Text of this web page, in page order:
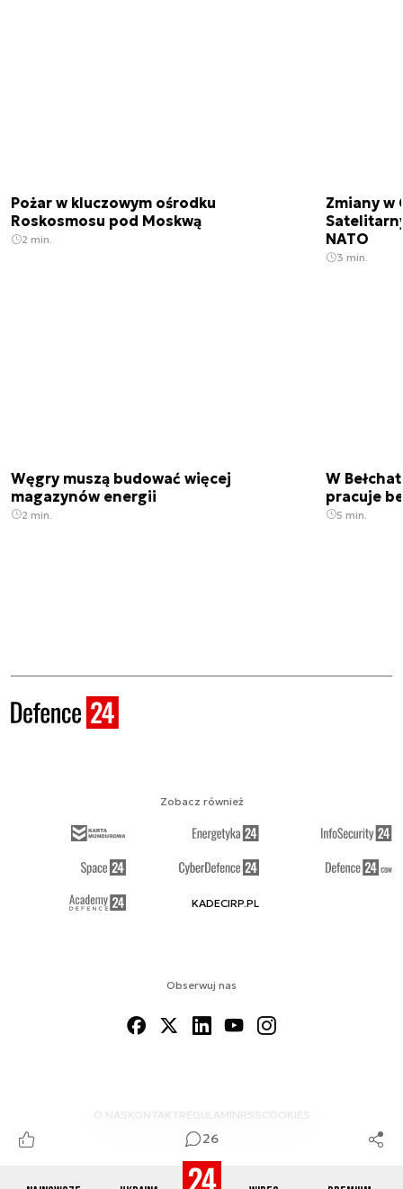
26
Pożar w kluczowym ośrodku
Roskosmosu pod Moskwą
2 min.
Zmiany w
NATO
3 min.
Węgry muszą budować więcej
magazynów energii
2 min.
W
pracuje
5 min.
Obserwuj nas
O NAS KONTAKTREGULAMINRSS COOKIES
Zobacz również
KADECIRP.PL